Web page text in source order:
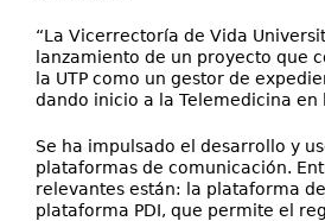
“La Vicerrectoría de Vida
lanzamiento de un proyecto que
la UTP como un gestor de
dando inicio a la Telemedicina en
Se ha impulsado el desarrollo y
plataformas de comunicación.
relevantes están: la plataforma
plataforma PDI, que permite el